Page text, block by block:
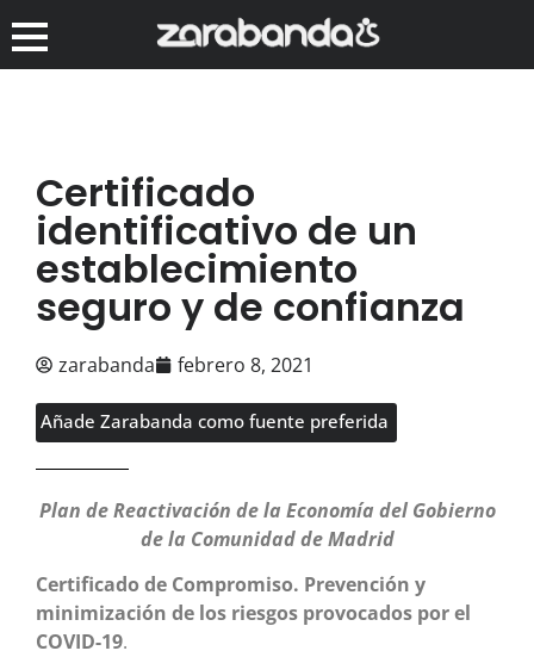
Certificado
identificativo de un
establecimiento
seguro y de confianza
zarabanda febrero 8, 2021
Añade Zarabanda como fuente preferida
Plan de Reactivación de la Economía del Gobierno
de la Comunidad de Madrid
Certificado de Compromiso. Prevención y
minimización de los riesgos provocados por el
COVID-19.